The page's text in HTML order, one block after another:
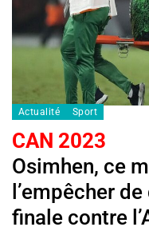
Actualité Sport
CAN 2023
Osimhen, ce
l’empêcher
finale contre